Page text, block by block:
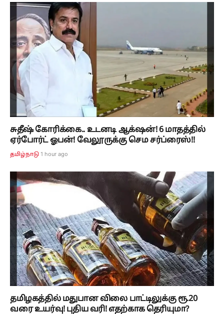
சுதீஷ் கோரிக்கை.. உடனடி ஆக்‌ஷன்! 6 மாதத்தில்
ஏர்போர்ட் ஓபன்! வேலூருக்கு செம சர்ப்ரைஸ்!!
தமிழ்நாடு 1 hour ago
தமிழகத்தில் மதுபான விலை பாட்டிலுக்கு ரூ.20
வரை உயர்வு! புதிய வரி! எதற்காக தெரியுமா?